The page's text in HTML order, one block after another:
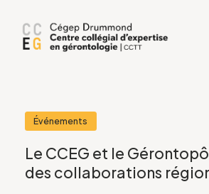
Événements
Le CCEG et le
des collaborations